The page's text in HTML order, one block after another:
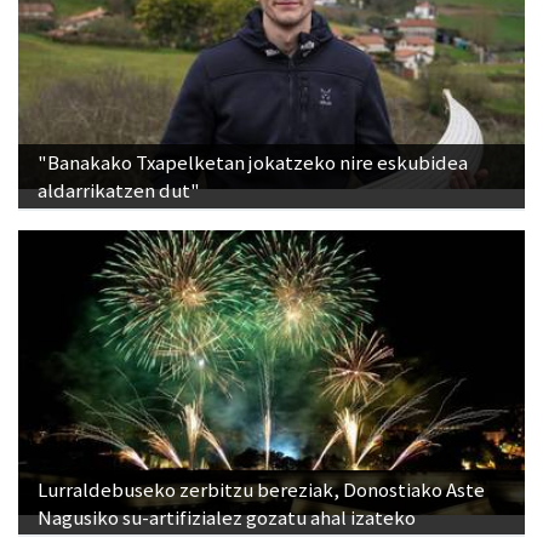
"Banakako Txapelketan jokatzeko nire eskubidea
aldarrikatzen dut"
Lurraldebuseko zerbitzu bereziak, Donostiako Aste
Nagusiko su-artifizialez gozatu ahal izateko